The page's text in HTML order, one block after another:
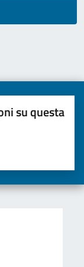
su questa